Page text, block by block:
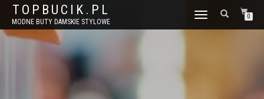
TOPBUCIK.PL
MODNE BUTY DAMSKIE STYLOWE
WŁĄCZ
NAWIGACJĘ
0